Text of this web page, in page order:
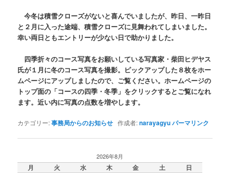
ン今冬は積雪クローズがないと喜んでいましたが、昨日、一昨日
と２月に入った途端、積雪クローズに見舞われてしまいました。
幸い両日ともエントリーが少ない日で助かりました。
四季折々のコース写真をお願いしている写真家・柴田ヒデヤス
氏が１月に冬のコース写真を撮影。ピックアップした８枚をホー
ムページにアップしましたので、ご覧ください。ホームページの
トップ面の「コースの四季・冬季」をクリックするとご覧になれ
ます。近い内に写真の点数を増やします。
カテゴリー:事務局からのお知らせ 作成者:narayagyuパーマリンク
2026年8月
月 火 水 木 金 土 日